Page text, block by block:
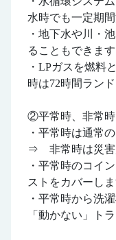
水時でも一定期
・地下水や川・
ることもできます
・LPガスを燃料
時は72時間ラン
②平常時、非常時
・平常時は通常
⇒ 非常時は災害
・平常時のコイ
ストをカバーしま
・平常時から洗
「動かない」ト